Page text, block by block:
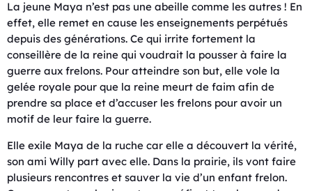
La jeune Maya n’est pas une abeille comme les autres ! En
effet, elle remet en cause les enseignements perpétués
depuis des générations. Ce qui irrite fortement la
conseillère de la reine qui voudrait la pousser à faire la
guerre aux frelons. Pour atteindre son but, elle vole la
gelée royale pour que la reine meurt de faim afin de
prendre sa place et d’accuser les frelons pour avoir un
motif de leur faire la guerre.
Elle exile Maya de la ruche car elle a découvert la vérité,
son ami Willy part avec elle. Dans la prairie, ils vont faire
plusieurs rencontres et sauver la vie d’un enfant frelon.